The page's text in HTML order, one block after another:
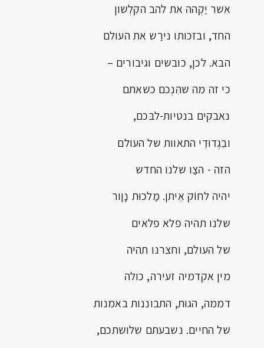
אשר יַקְהה את להב הקִלְשון
החד, ובזכותו נירַש את העולם
הבא. לכן, כובשים וגיבורים –
כי זה מה שהִנְכם כשאתם
נאבקים בנטיות-לבּכם,
ובִגְדוּדֵי התאוות של העולם
הזה - הצַו שלנו החדש
יהיה לחוֹק אֵיתן. מַלכוּת נָוָור
שלנו תהיה פלא פלאים
של העולם, וחצרנו תהיה
מין אקדמיה זעירה, כולה
דממה, הגוּת, התבוננות באמנות
של החיים. נשבעתם שלושתכם,